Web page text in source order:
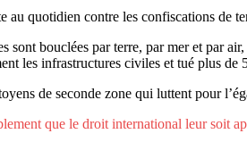
quotidien contre les confiscations de
sont bouclées par terre, par mer et par
les infrastructures civiles et tué plus
de seconde zone qui luttent pour
que le droit international leur soit